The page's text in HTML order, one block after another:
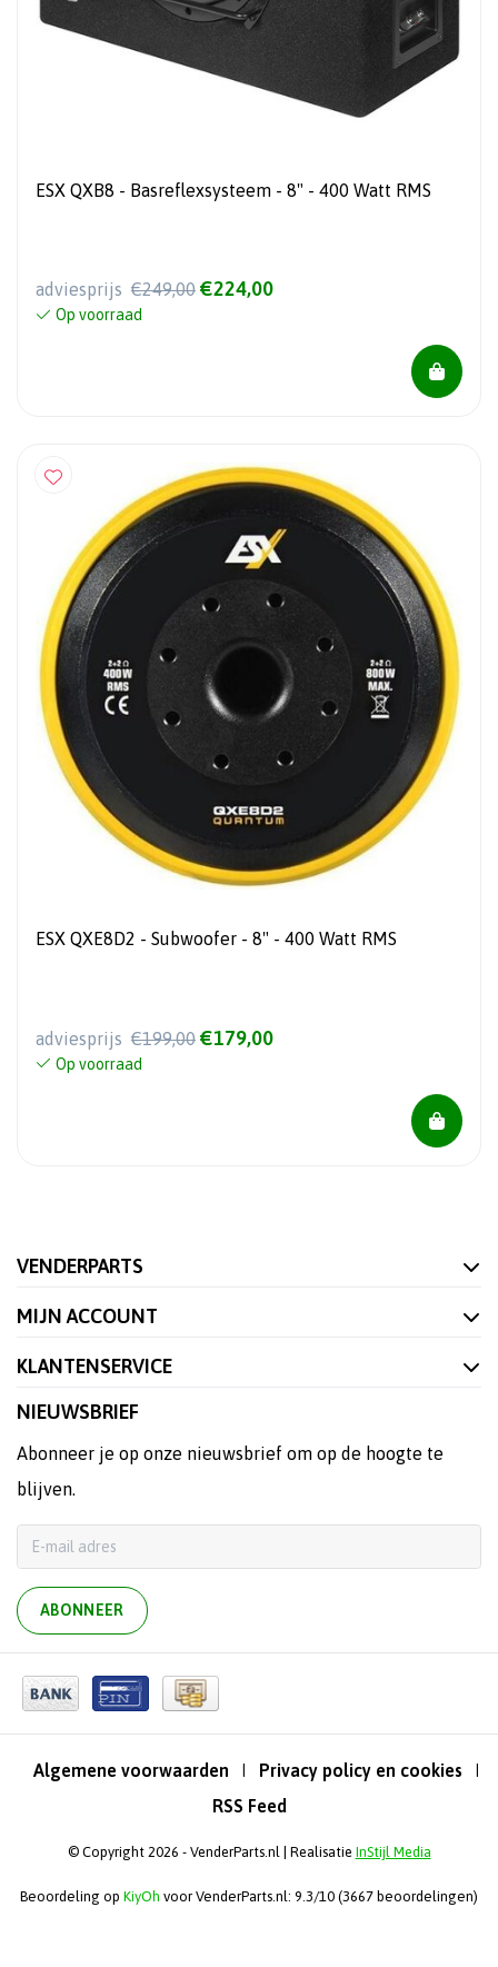
ESX QXB8 - Basreflexsysteem - 8" - 400 Watt RMS
adviesprijs €249,00 €224,00
Op voorraad
ESX QXE8D2 - Subwoofer - 8" - 400 Watt RMS
adviesprijs €199,00 €179,00
Op voorraad
VENDERPARTS
MIJN ACCOUNT
KLANTENSERVICE
NIEUWSBRIEF
Abonneer je op onze nieuwsbrief om op de hoogte te
blijven.
ABONNEER
Algemene voorwaarden Privacy policy en cookies
RSS Feed
© Copyright 2026 - VenderParts.nl | Realisatie InStijl Media
Beoordeling op KiyOh voor VenderParts.nl: 9.3/10 (3667 beoordelingen)